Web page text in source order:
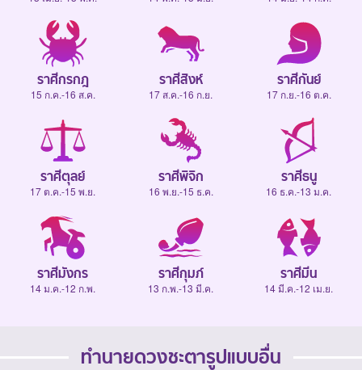
ราศีกรกฎ
15 ก.ค.-16 ส.ค.
ราศีสิงห์
17 ส.ค.-16 ก.ย.
ราศีกันย์
17 ก.ย.-16 ต.ค.
ราศีตุลย์
17 ต.ค.-15 พ.ย.
ราศีพิจิก
16 พ.ย.-15 ธ.ค.
ราศีธนู
16 ธ.ค.-13 ม.ค.
ราศีมังกร
14 ม.ค.-12 ก.พ.
ราศีกุมภ์
13 ก.พ.-13 มี.ค.
ราศีมีน
14 มี.ค.-12 เม.ย.
ทำนายดวงชะตารูปแบบอื่น